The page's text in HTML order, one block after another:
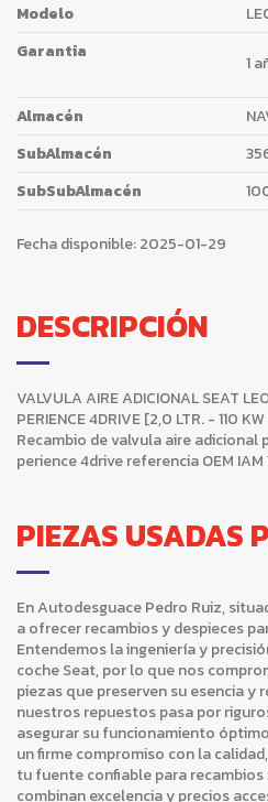
Modelo
Garantia
1
Almacén
SubAlmacén
SubSubAlmacén
Fecha disponible:2025-01-29
DESCRIPCIÓN
VALVULA AIRE ADICIONAL SEAT
PERIENCE 4DRIVE [2,0 LTR. - 110
Recambio de valvula aire
perience 4drive referencia OEM
PIEZAS USADAS
En Autodesguace Pedro Ruiz,
a ofrecer recambios y despieces
Entendemos la ingeniería y
coche Seat, por lo que nos
piezas que preserven su esencia y
nuestros repuestos pasa por
asegurar su funcionamiento
un firme compromiso con la
tu fuente confiable para
combinan excelencia y precios